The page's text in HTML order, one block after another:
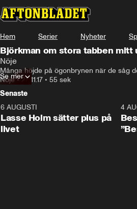
Hem Serier Nyheter
Björkman om stora tabben
Nöje
Många höjde på ögonbrynen när de såg
Nöje•28.11.17 • 55 sek
Se mer
Senaste
6 AUGUSTI
Lasse Holm sätter plus på
livet
4